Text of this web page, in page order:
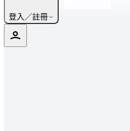
登入／註冊